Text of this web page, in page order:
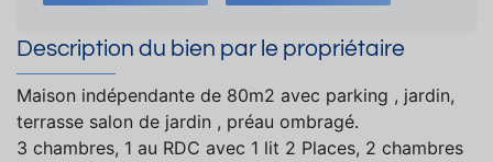
Description du bien par le propriétaire
Maison indépendante de 80m2 avec parking , jardin,
terrasse salon de jardin , préau ombragé.
3 chambres, 1 au RDC avec 1 lit 2 Places, 2 chambres